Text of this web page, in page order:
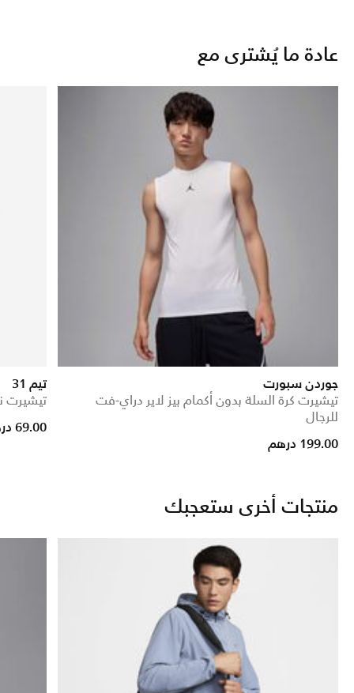
عادة ما يُشترى مع
جوردن سبورت
تيشيرت كرة السلة بدون أكمام بيز لاير دراي-فت
للرجال
199.00 درهم
تيم 31
تيشيرت
from
69.00 درهم
منتجات أخرى ستعجبك